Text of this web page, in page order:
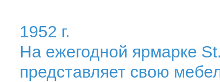
1952 г.
На ежегодной ярмарке
представляет свою